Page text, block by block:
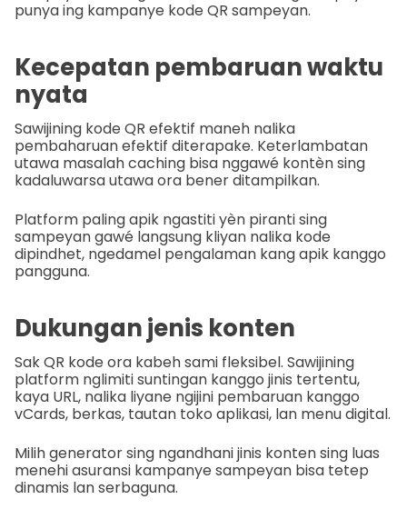
punya ing kampanye kode QR sampeyan.
Kecepatan pembaruan waktu
nyata
Sawijining kode QR efektif maneh nalika
pembaharuan efektif diterapake. Keterlambatan
utawa masalah caching bisa nggawé kontèn sing
kadaluwarsa utawa ora bener ditampilkan.
Platform paling apik ngastiti yèn piranti sing
sampeyan gawé langsung kliyan nalika kode
dipindhet, ngedamel pengalaman kang apik kanggo
pangguna.
Dukungan jenis konten
Sak QR kode ora kabeh sami fleksibel. Sawijining
platform nglimiti suntingan kanggo jinis tertentu,
kaya URL, nalika liyane ngijini pembaruan kanggo
vCards, berkas, tautan toko aplikasi, lan menu digital.
Milih generator sing ngandhani jinis konten sing luas
menehi asuransi kampanye sampeyan bisa tetep
dinamis lan serbaguna.